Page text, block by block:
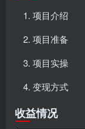
项目介绍
项目准备
项目实操
变现方式
收益情况